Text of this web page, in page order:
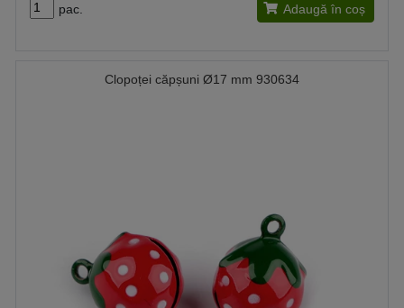
pac. Adaugă în coș
Clopoței căpșuni Ø17 mm 930634